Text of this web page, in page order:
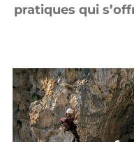
pratiques qui